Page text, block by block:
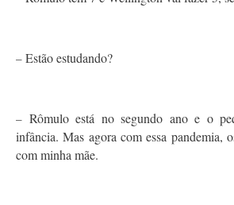
– Estão estudando?
– Rômulo está no segundo ano e o
infância. Mas agora com essa pandemia,
com minha mãe.